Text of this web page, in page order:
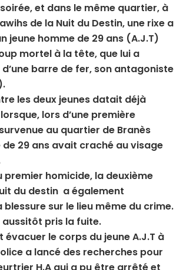
et dans le même quartier, à
de la Nuit du Destin, une rixe a
jeune homme de 29 ans (A.J.T)
mortel à la tête, que lui a
d’une barre de fer, son antagoniste
les deux jeunes datait déjà
lors d’une première
au quartier de Branès
de 29 ans avait craché au visage
premier homicide, la deuxième
du destin a également
blessure sur le lieu même du crime.
aussitôt pris la fuite.
le corps du jeune A.J.T à
a lancé des recherches pour
H.A qui a pu être arrêté et